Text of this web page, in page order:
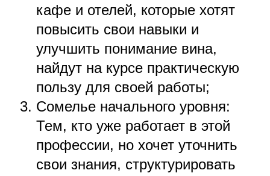
кафе и отелей, которые хотят
повысить свои навыки и
улучшить понимание вина,
найдут на курсе практическую
пользу для своей работы;
Сомелье начального уровня:
Тем, кто уже работает в этой
профессии, но хочет уточнить
свои знания, структурировать